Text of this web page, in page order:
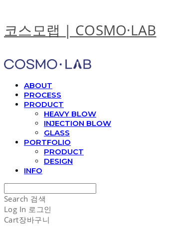
코스모랩 | COSMO·LAB
ABOUT
PROCESS
PRODUCT
HEAVY BLOW
INJECTION BLOW
GLASS
PORTFOLIO
PRODUCT
DESIGN
INFO
Search 검색
Log In 로그인
Cart장바구니